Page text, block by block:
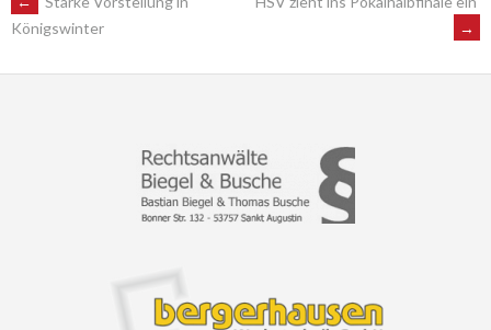
POST
NAVIGATION
Königswinter
→